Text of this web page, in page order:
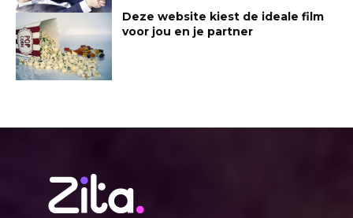
Deze website kiest de ideale film
voor jou en je partner